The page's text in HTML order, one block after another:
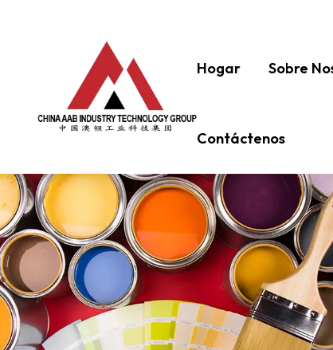
Hogar Sobre
Contáctenos